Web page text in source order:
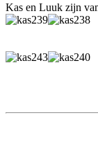
Kas en Luuk zijn
Eerst nog
Wij
Nog
Daar